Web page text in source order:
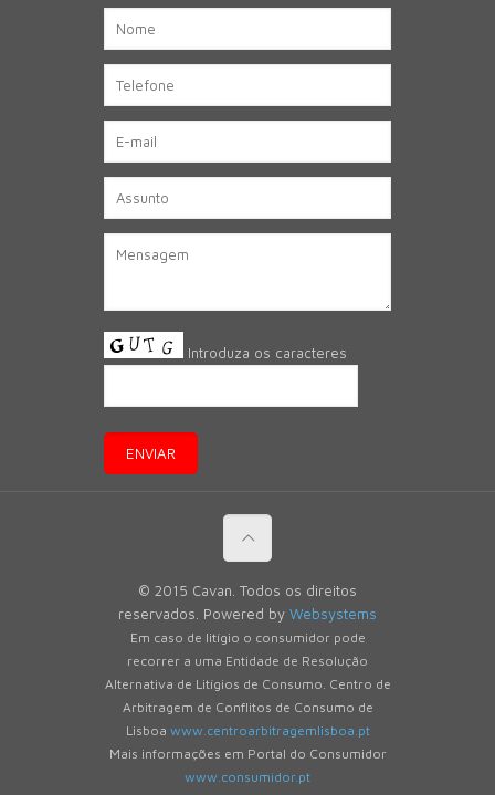
Introduza os caracteres
© 2015 Cavan. Todos os direitos
reservados. Powered by Websystems
Em caso de litígio o consumidor pode
recorrer a uma Entidade de Resolução
Alternativa de Litígios de Consumo. Centro de
Arbitragem de Conflitos de Consumo de
Lisboa www.centroarbitragemlisboa.pt
Mais informações em Portal do Consumidor
www.consumidor.pt